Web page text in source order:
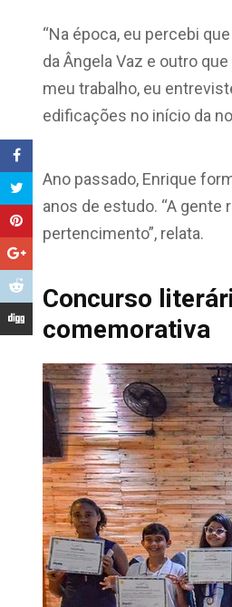
“Na época, eu percebi
da Ângela Vaz e outro
meu trabalho, eu
edificações no início da
Ano passado, Enrique
anos de estudo. “A
pertencimento”, relata.
Concurso
comemorativa